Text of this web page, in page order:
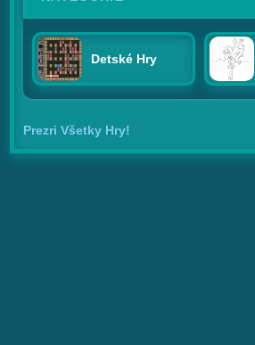
Detské Hry
Prezri Všetky Hry!